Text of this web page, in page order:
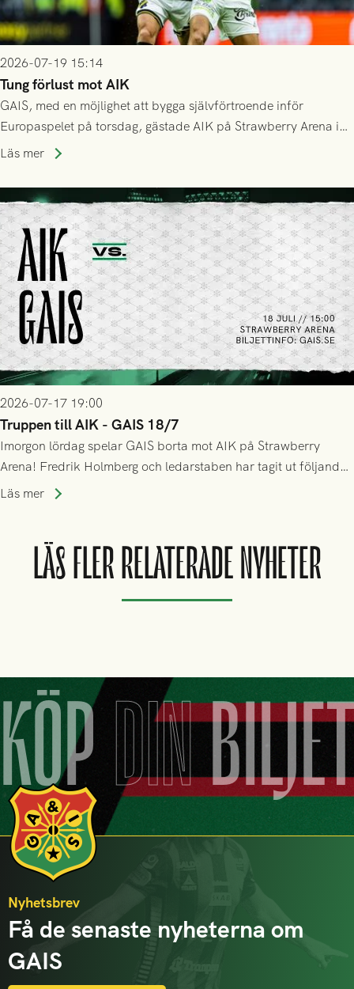
2026-07-19 15:14
Tung förlust mot AIK
GAIS, med en möjlighet att bygga självförtroende inför
Europaspelet på torsdag, gästade AIK på Strawberry Arena i
Stockholm . Men trots konstant hotande i första halvlek av
lyckades få in 2-0.
Läs mer
2026-07-17 19:00
Truppen till AIK - GAIS 18/7
Imorgon lördag spelar GAIS borta mot AIK på Strawberry
Arena! Fredrik Holmberg och ledarstaben har tagit ut följande
trupp till matchen:
Läs mer
LÄS FLER RELATERADE NYHETER
KÖPDIN
Nyhetsbrev
Få de senaste nyheterna om
GAIS